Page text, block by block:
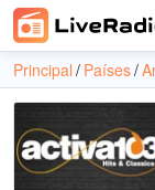
Principal Países